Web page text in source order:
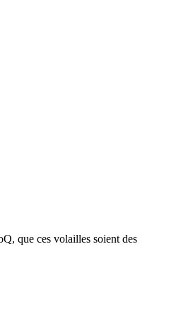
que ces volailles soient des